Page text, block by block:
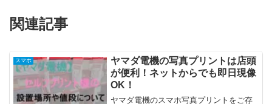
関連記事
スマホ
ヤマダ電機の写真プリントは店頭
が便利！ネットからでも即日現像
OK！
ヤマダ電機のスマホ写真プリントをご存